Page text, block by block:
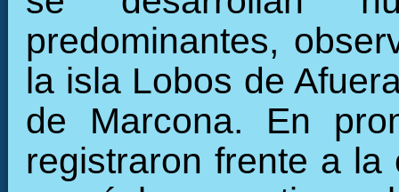
predominantes,
la isla Lobos de
de Marcona. En
registraron frente a